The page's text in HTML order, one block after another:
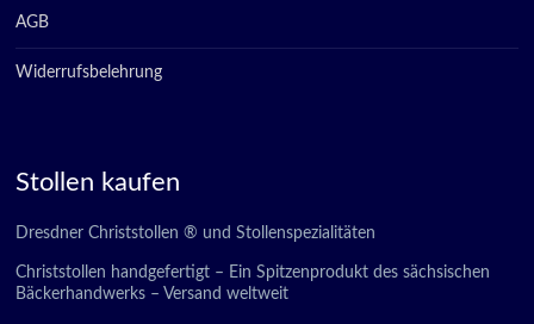
AGB
Widerrufsbelehrung
Stollen kaufen
Dresdner Christstollen ® und Stollenspezialitäten
Christstollen handgefertigt – Ein Spitzenprodukt des sächsischen
Bäckerhandwerks – Versand weltweit